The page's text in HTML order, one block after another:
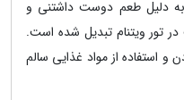
دلیل طعم دوست داشتنی و
تور ویتنام تبدیل شده است.
استفاده از مواد غذایی سالم